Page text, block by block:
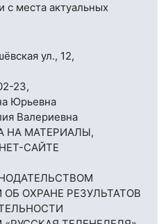
с места актуальных
ул., 12,
23,
Юрьевна
Валериевна
НА МАТЕРИАЛЫ,
САЙТЕ
ОХРАНЕ РЕЗУЛЬТАТОВ